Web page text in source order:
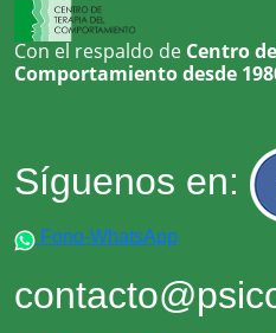
Con el respaldo de Centro
Comportamiento desde
Síguenos en:
Fono-WhatsApp